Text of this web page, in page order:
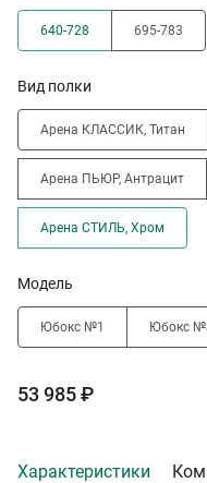
640-728 695-783
Вид полки
Арена КЛАССИК, Титан
Арена ПЬЮР, Антрацит
Арена СТИЛЬ, Хром
Модель
Юбокс №1 Юбокс
53 985 ₽
Характеристики